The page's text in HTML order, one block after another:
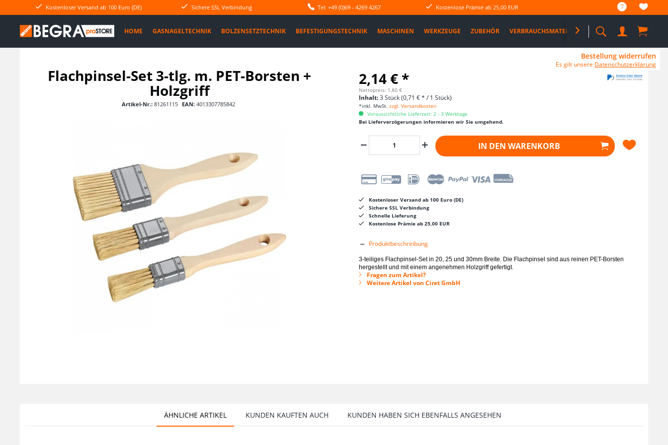
Kostenloser Versand ab 100 Euro (DE) Sichere SSL Verbindung Tel: +49 (0)69 - 4269 4267 Kostenlose Prämie ab 25,00 EUR
HOME GASNAGELTECHNIK BOLZENSETZTECHNIK BEFESTIGUNGSTECHNIK MASCHINEN WERKZEUGE ZUBEHÖR VERBRAUCHSMATERIAL %SALE% PRO DEALS

Flachpinsel-Set 3-tlg. m. PET-Borsten +
Holzgriff
Artikel-Nr.: 81261115 EAN: 4013307785842
2,14 € *
Nettopreis: 1,80 €
Inhalt:3 Stück (0,71 € * / 1 Stück)
*inkl. MwSt. zzgl. Versandkosten
Voraussichtliche Lieferzeit: 2 - 3 Werktage
Bei Lieferverzögerungen informieren wir Sie umgehend.
IN DEN WARENKORB
Kostenloser Versand ab 100 Euro (DE)
Sichere SSL Verbindung
Schnelle Lieferung
Kostenlose Prämie ab 25,00 EUR
Produktbeschreibung
3-teiliges Flachpinsel-Set in 20, 25 und 30mm Breite. Die Flachpinsel sind aus reinen PET-Borsten
hergestellt und mit einem angenehmen Holzgriff gefertigt.
Fragen zum Artikel?
Weitere Artikel von Ciret GmbH
ÄHNLICHE ARTIKEL KUNDEN KAUFTEN AUCH KUNDEN HABEN SICH EBENFALLS ANGESEHEN
Bestellung widerrufen
Es gilt unsere Datenschutzerklärung